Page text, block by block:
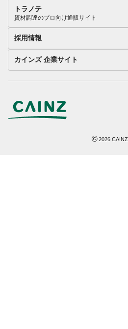
トラノテ
資材調達のプロ向け通販サイト
採用情報
カインズ 企業サイト
©2026 CAINZ